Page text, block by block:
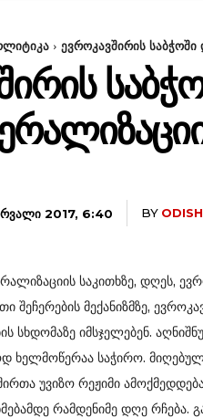
ევროკავშირის
2017, 6:40 BY
საკითხზე, დღეს,
შეჩერების მექანიზმზე,
სხდომაზე იმსჯელებენ.
ხელმოწერაა საჭირო.
უვიზო რეჟიმი
რამდენიმე დღე რჩება.